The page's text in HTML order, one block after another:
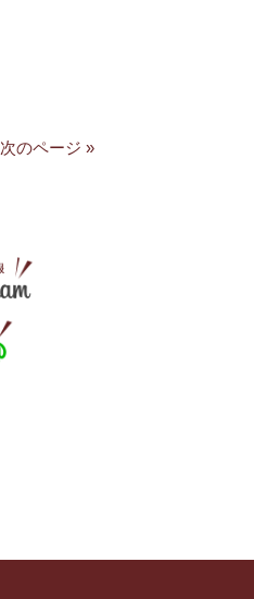
次のページ »